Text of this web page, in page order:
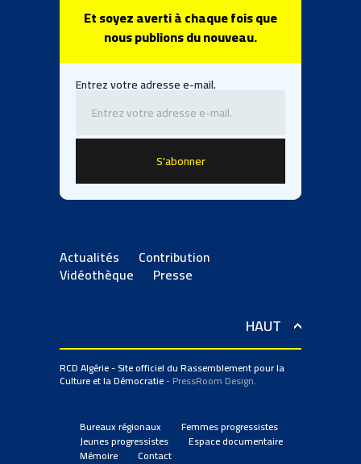
Et soyez averti à chaque fois que
nous publions du nouveau.
Entrez votre adresse e-mail.
Actualités Contribution
Vidéothèque Presse
HAUT
RCD Algérie - Site officiel du Rassemblement pour la
Culture et la Démocratie- PressRoom Design.
Bureaux régionaux Femmes progressistes
Jeunes progressistes Espace documentaire
Mémoire Contact